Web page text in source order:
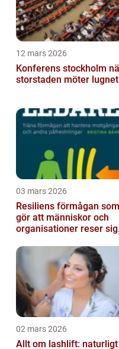
12 mars 2026
Konferens stockholm när
storstaden möter lugnet
03 mars 2026
Resiliens förmågan som
gör att människor och
organisationer reser sig
02 mars 2026
Allt om lashlift: naturligt